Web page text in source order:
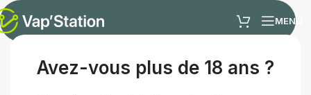
Avez-vous plus de 18 ans ?
MENU
Accueil /E-liquides/E-liquide fruité